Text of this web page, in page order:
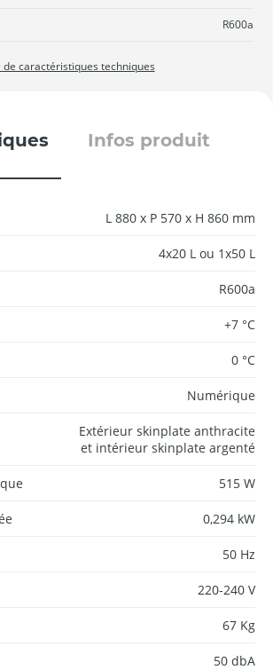
R600a
de caractéristiques techniques
Infos produit
L 880 x P 570 x H 860 mm
4x20 L ou 1x50 L
R600a
+7 °C
0 °C
Numérique
Extérieur skinplate anthracite
et intérieur skinplate argenté
515 W
0,294 kW
50 Hz
220-240 V
67 Kg
50 dbA